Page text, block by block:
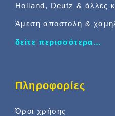
Holland, Deutz & άλλες
Άμεση αποστολή &
δείτε περισσότερα…
Πληροφορίες
Όροι χρήσης